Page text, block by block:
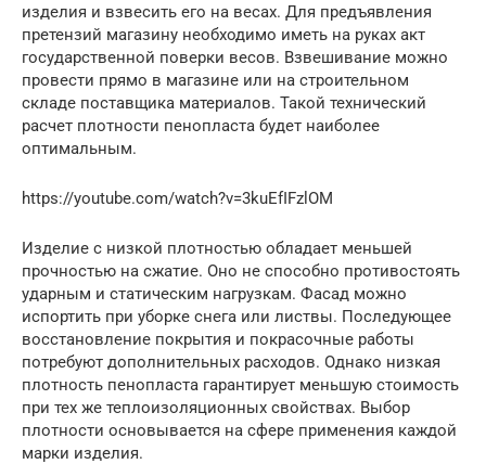
изделия и взвесить его на весах. Для предъявления
претензий магазину необходимо иметь на руках акт
государственной поверки весов. Взвешивание можно
провести прямо в магазине или на строительном
складе поставщика материалов. Такой технический
расчет плотности пенопласта будет наиболее
оптимальным.
https://youtube.com/watch?v=3kuEfIFzlOM
Изделие с низкой плотностью обладает меньшей
прочностью на сжатие. Оно не способно противостоять
ударным и статическим нагрузкам. Фасад можно
испортить при уборке снега или листвы. Последующее
восстановление покрытия и покрасочные работы
потребуют дополнительных расходов. Однако низкая
плотность пенопласта гарантирует меньшую стоимость
при тех же теплоизоляционных свойствах. Выбор
плотности основывается на сфере применения каждой
марки изделия.